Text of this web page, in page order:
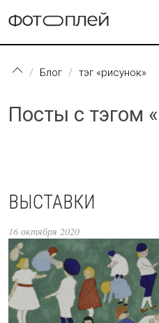
Блог тэг «рисунок»
Посты с тэгом «
ВЫСТАВКИ
16 октября 2020